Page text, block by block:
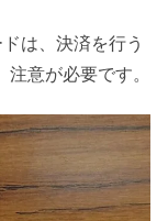
は、決済を行う
意が必要です。